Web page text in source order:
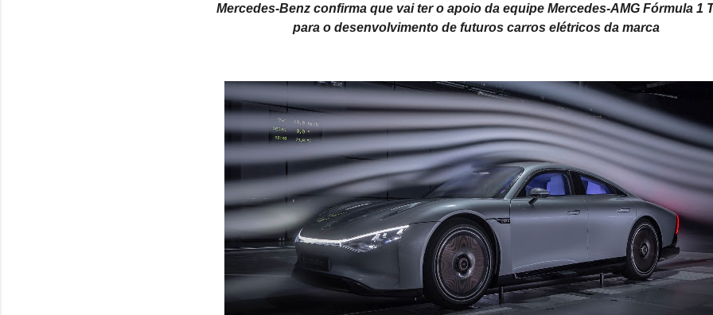
Mercedes-Benz confirma que vai ter o apoio da equipe Mercedes-AMG Fórmula 1
para o desenvolvimento de futuros carros elétricos da marca